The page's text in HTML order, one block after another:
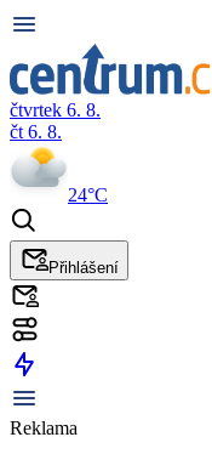
čtvrtek 6. 8.
čt 6. 8.
24°C
Přihlášení
Reklama